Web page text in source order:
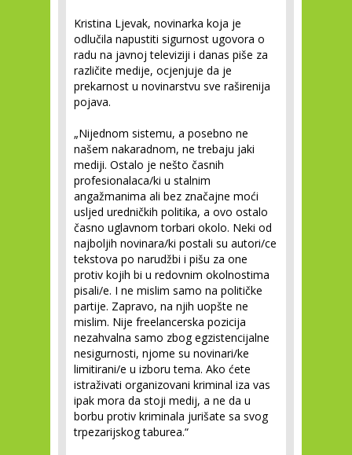
Kristina Ljevak, novinarka koja je
odlučila napustiti sigurnost ugovora o
radu na javnoj televiziji i danas piše za
različite medije, ocjenjuje da je
prekarnost u novinarstvu sve raširenija
pojava.
„Nijednom sistemu, a posebno ne
našem nakaradnom, ne trebaju jaki
mediji. Ostalo je nešto časnih
profesionalaca/ki u stalnim
angažmanima ali bez značajne moći
usljed uredničkih politika, a ovo ostalo
časno uglavnom torbari okolo. Neki od
najboljih novinara/ki postali su autori/ce
tekstova po narudžbi i pišu za one
protiv kojih bi u redovnim okolnostima
pisali/e. I ne mislim samo na političke
partije. Zapravo, na njih uopšte ne
mislim. Nije freelancerska pozicija
nezahvalna samo zbog egzistencijalne
nesigurnosti, njome su novinari/ke
limitirani/e u izboru tema. Ako ćete
istraživati organizovani kriminal iza vas
ipak mora da stoji medij, a ne da u
borbu protiv kriminala jurišate sa svog
trpezarijskog taburea.“